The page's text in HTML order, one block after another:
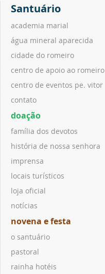
Santuário
academia marial
água mineral aparecida
cidade do romeiro
centro de apoio ao romeiro
centro de eventos pe. vitor
contato
doação
família dos devotos
história de nossa senhora
imprensa
locais turísticos
loja oficial
notícias
novena e festa
o santuário
pastoral
rainha hotéis